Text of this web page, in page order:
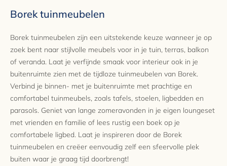
Borek tuinmeubelen
Borek tuinmeubelen zijn een uitstekende keuze wanneer je op
zoek bent naar stijlvolle meubels voor in je tuin, terras, balkon
of veranda. Laat je verfijnde smaak voor interieur ook in je
buitenruimte zien met de tijdloze tuinmeubelen van Borek.
Verbind je binnen- met je buitenruimte met prachtige en
comfortabel tuinmeubels, zoals tafels, stoelen, ligbedden en
parasols. Geniet van lange zomeravonden in je eigen loungeset
met vrienden en familie of lees rustig een boek op je
comfortabele ligbed. Laat je inspireren door de Borek
tuinmeubelen en creëer eenvoudig zelf een sfeervolle plek
buiten waar je graag tijd doorbrengt!